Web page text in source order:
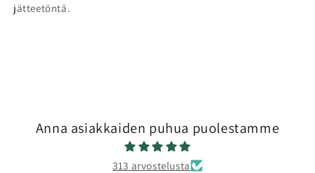
jätteetöntä.
Anna asiakkaiden puhua puolestamme
313 arvostelusta